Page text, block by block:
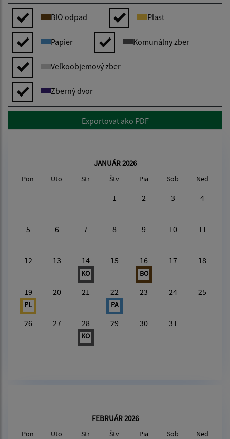
BIO odpad Plast
Papier Komunálny zber
Veľkoobjemový zber
Zberný dvor
Exportovať ako PDF
JANUÁR 2026
Pon Uto Str Štv Pia Sob Ned
1 2 3 4
5 6 7 8 9 10 11
12 13 14
KO
15 16
BO
17 18
19
PL
20 21 22
PA
23 24 25
26 27 28
KO
29 30 31
FEBRUÁR 2026
Pon Uto Str Štv Pia Sob Ned